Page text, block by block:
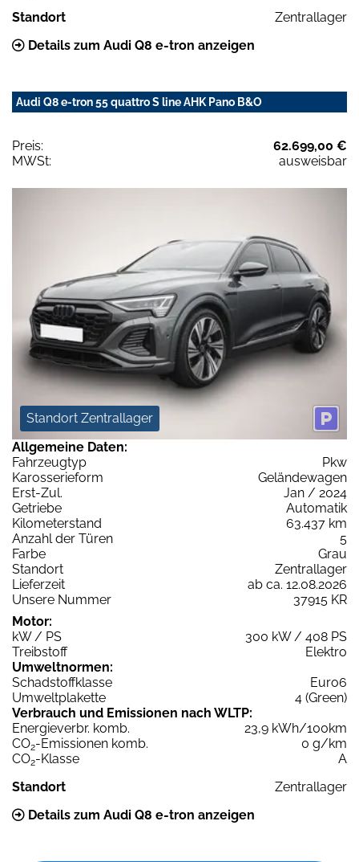
Standort
Zentrallager
Details zum Audi Q8 e-tron anzeigen
Audi Q8 e-tron 55 quattro S line AHK Pano B&O
Preis:
62.699,00 €
MWSt:
ausweisbar
Standort Zentrallager
Allgemeine Daten:
Fahrzeugtyp
Pkw
Karosserieform
Geländewagen
Erst-Zul.
Jan / 2024
Getriebe
Automatik
Kilometerstand
63.437 km
Anzahl der Türen
5
Farbe
Grau
Standort
Zentrallager
Lieferzeit
ab ca. 12.08.2026
Unsere Nummer
37915 KR
Motor:
kW / PS
300 kW / 408 PS
Treibstoff
Elektro
Umweltnormen:
Schadstoffklasse
Euro6
Umweltplakette
4 (Green)
Verbrauch und Emissionen nach WLTP:
Energieverbr. komb.
23,9 kWh/100km
CO2-Emissionen komb.
0 g/km
CO2-Klasse
A
Standort
Zentrallager
Details zum Audi Q8 e-tron anzeigen